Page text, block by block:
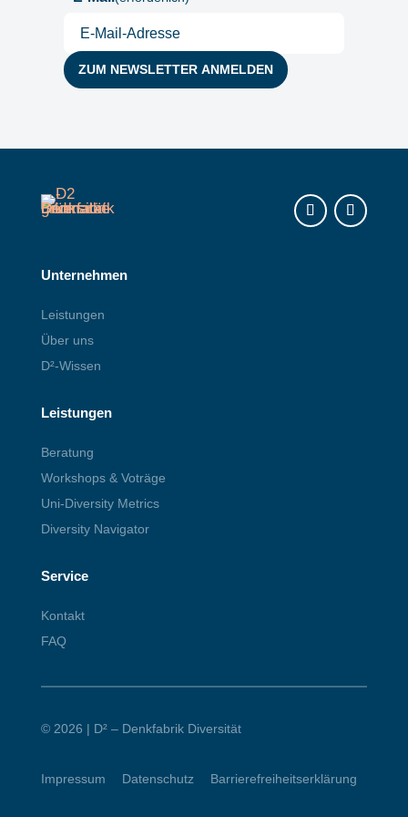
Unternehmen
Leistungen
Über uns
D²-Wissen
Leistungen
Beratung
Workshops & Voträge
Uni-Diversity Metrics
Diversity Navigator
Service
Kontakt
FAQ
© 2026 | D² – Denkfabrik Diversität
Impressum Datenschutz Barrierefreiheitserklärung